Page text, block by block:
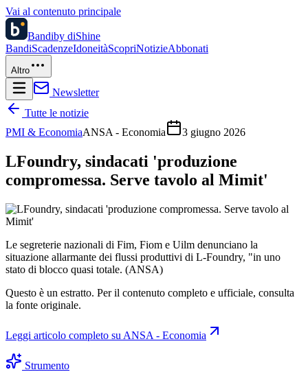
Vai al contenuto principale
Bandiby diShine
BandiScadenzeIdoneitàScopriNotizieAbbonati
Altro
Newsletter
Tutte le notizie
PMI & EconomiaANSA - Economia 3 giugno 2026
LFoundry, sindacati 'produzione
compromessa. Serve tavolo al Mimit'
Le segreterie nazionali di Fim, Fiom e Uilm denunciano la
situazione allarmante dei flussi produttivi di L-Foundry, "in uno
stato di blocco quasi totale. (ANSA)
Questo è un estratto. Per il contenuto completo e ufficiale, consulta
la fonte originale.
Leggi articolo completo su ANSA - Economia
Strumento